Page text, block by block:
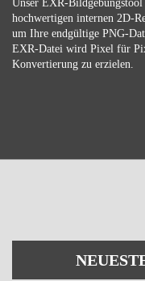
Unser EXR-
hochwertigen internen 2D-
um Ihre endgültige PNG-
EXR-Datei wird Pixel für
Konvertierung zu erzielen.